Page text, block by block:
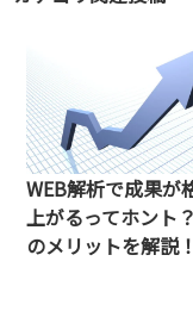
WEB解析で成果が
上がるってホント
のメリットを解説！